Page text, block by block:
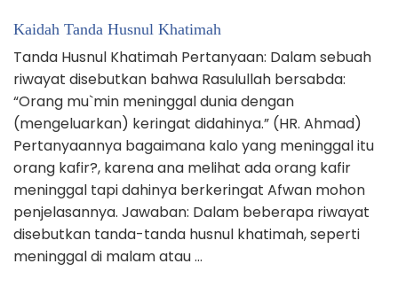
Kaidah Tanda Husnul Khatimah
Tanda Husnul Khatimah Pertanyaan: Dalam sebuah
riwayat disebutkan bahwa Rasulullah bersabda:
“Orang mu`min meninggal dunia dengan
(mengeluarkan) keringat didahinya.” (HR. Ahmad)
Pertanyaannya bagaimana kalo yang meninggal itu
orang kafir?, karena ana melihat ada orang kafir
meninggal tapi dahinya berkeringat Afwan mohon
penjelasannya. Jawaban: Dalam beberapa riwayat
disebutkan tanda-tanda husnul khatimah, seperti
meninggal di malam atau …